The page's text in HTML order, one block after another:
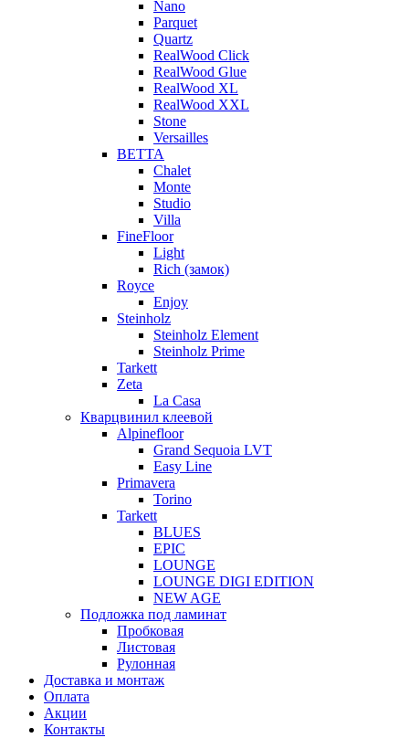
Nano
Parquet
Quartz
RealWood Click
RealWood Glue
RealWood XL
RealWood XXL
Stone
Versailles
BETTA
Chalet
Monte
Studio
Villa
FineFloor
Light
Rich (замок)
Royce
Enjoy
Steinholz
Steinholz Element
Steinholz Prime
Tarkett
Zeta
La Casa
Кварцвинил клеевой
Alpinefloor
Grand Sequoia LVT
Easy Line
Primavera
Torino
Tarkett
BLUES
EPIC
LOUNGE
LOUNGE DIGI EDITION
NEW AGE
Подложка под ламинат
Пробковая
Листовая
Рулонная
Доставка и монтаж
Оплата
Акции
Контакты